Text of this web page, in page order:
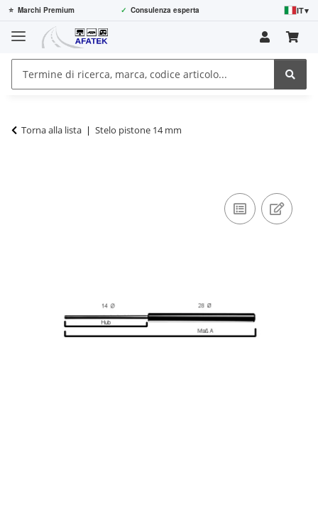
⭐ Marchi Premium ✓ Consulenza esperta IT▾
Torna alla lista Stelo pistone 14 mm